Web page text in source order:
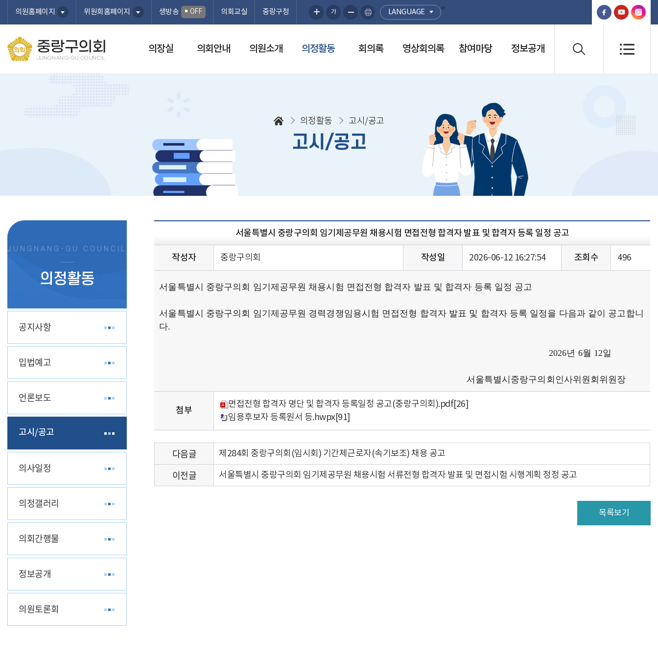
의원홈페이지 위원회홈페이지 생방송 OFF 의회교실 중랑구청 가 <
LANGUAGE
중랑구의회
JUNGNANG-GU COUNCIL
의장실 의회안내 의원소개 의정활동 회의록 영상회의록 참여마당 정보공개
의정활동 고시/공고
고시/공고
JUNGNANG-GU COUNCIL
의정활동
공지사항
입법예고
언론보도
고시/공고
의사일정
의정갤러리
의회간행물
정보공개
의원토론회
서울특별시 중랑구의회 임기제공무원 채용시험 면접전형 합격자 발표 및 합격자 등록 일정 공고
작성자 중랑구의회 작성일 2026-06-12 16:27:54 조회수 496
서울특별시 중랑구의회 임기제공무원 채용시험 면접전형 합격자 발표 및 합격자 등록 일정 공고
서울특별시 중랑구의회 임기제공무원 경력경쟁임용시험 면접전형 합격자 발표 및 합격자 등록 일정을 다음과 같이 공고합니
다.
2026년 6월 12일
서울특별시중랑구의회인사위원회위원장
첨부
면접전형 합격자 명단 및 합격자 등록일정 공고(중랑구의회).pdf[26]
임용후보자 등록원서 등.hwpx[91]
다음글 제284회 중랑구의회(임시회) 기간제근로자(속기보조) 채용 공고
이전글 서울특별시 중랑구의회 임기제공무원 채용시험 서류전형 합격자 발표 및 면접시험 시행계획 정정 공고
목록보기